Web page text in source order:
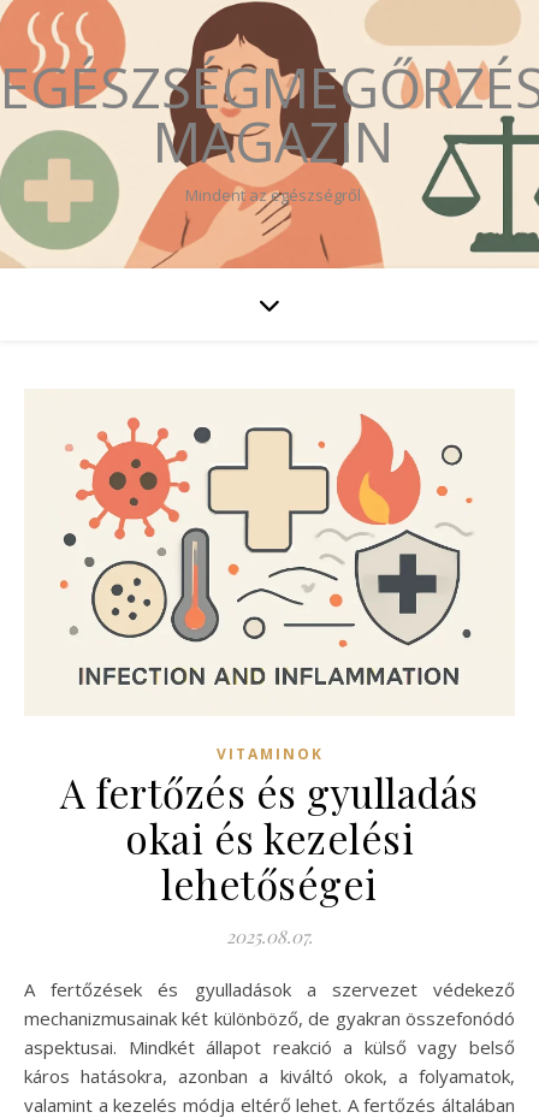
MAGAZIN
Mindent az egészségről
VITAMINOK
A fertőzés és gyulladás
okai és kezelési
lehetőségei
2025.08.07.
A fertőzések és gyulladások a szervezet védekező
mechanizmusainak két különböző, de gyakran összefonódó
aspektusai. Mindkét állapot reakció a külső vagy belső
káros hatásokra, azonban a kiváltó okok, a folyamatok,
valamint a kezelés módja eltérő lehet. A fertőzés általában